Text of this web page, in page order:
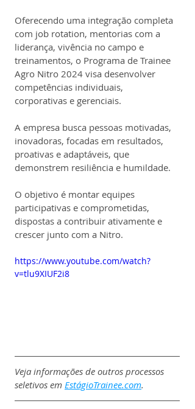
Oferecendo uma integração completa
com job rotation, mentorias com a
liderança, vivência no campo e
treinamentos, o Programa de Trainee
Agro Nitro 2024 visa desenvolver
competências individuais,
corporativas e gerenciais.
A empresa busca pessoas motivadas,
inovadoras, focadas em resultados,
proativas e adaptáveis, que
demonstrem resiliência e humildade.
O objetivo é montar equipes
participativas e comprometidas,
dispostas a contribuir ativamente e
crescer junto com a Nitro.
https://www.youtube.com/watch?
v=tlu9XIUF2i8
Veja informações de outros processos
seletivos em EstágioTrainee.com.